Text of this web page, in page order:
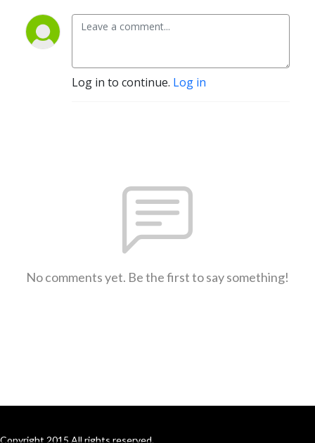
Log in to continue. Log in
No comments yet. Be the first to say something!
Copyright 2015 All rights reserved.